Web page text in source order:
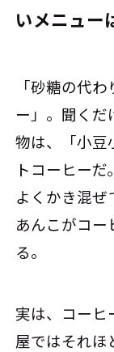
いメニュー
「砂糖の代
ー」。聞くだ
物は、「小豆
トコーヒー
よくかき混ぜ
あんこがコー
る。
実は、コーヒ
屋ではそれほ